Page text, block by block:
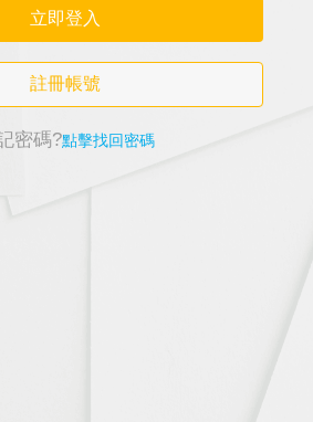
立即登入
註冊帳號
密碼?點擊找回密碼